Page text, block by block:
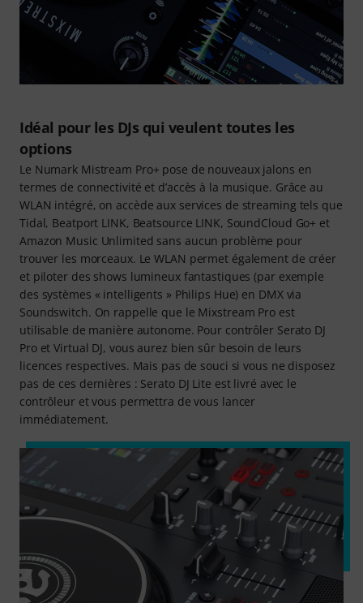
Idéal pour les DJs qui veulent toutes les
options
Le Numark Mistream Pro+ pose de nouveaux jalons en
termes de connectivité et d’accès à la musique. Grâce au
WLAN intégré, on accède aux services de streaming tels que
Tidal, Beatport LINK, Beatsource LINK, SoundCloud Go+ et
Amazon Music Unlimited sans aucun problème pour
trouver les morceaux. Le WLAN permet également de créer
et piloter des shows lumineux fantastiques (par exemple
des systèmes « intelligents » Philips Hue) en DMX via
Soundswitch. On rappelle que le Mixstream Pro est
utilisable de manière autonome. Pour contrôler Serato DJ
Pro et Virtual DJ, vous aurez bien sûr besoin de leurs
licences respectives. Mais pas de souci si vous ne disposez
pas de ces dernières : Serato DJ Lite est livré avec le
contrôleur et vous permettra de vous lancer
immédiatement.